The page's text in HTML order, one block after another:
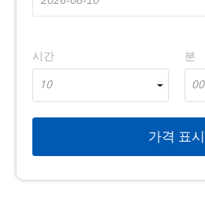
시간
10
분
00
가격 표시